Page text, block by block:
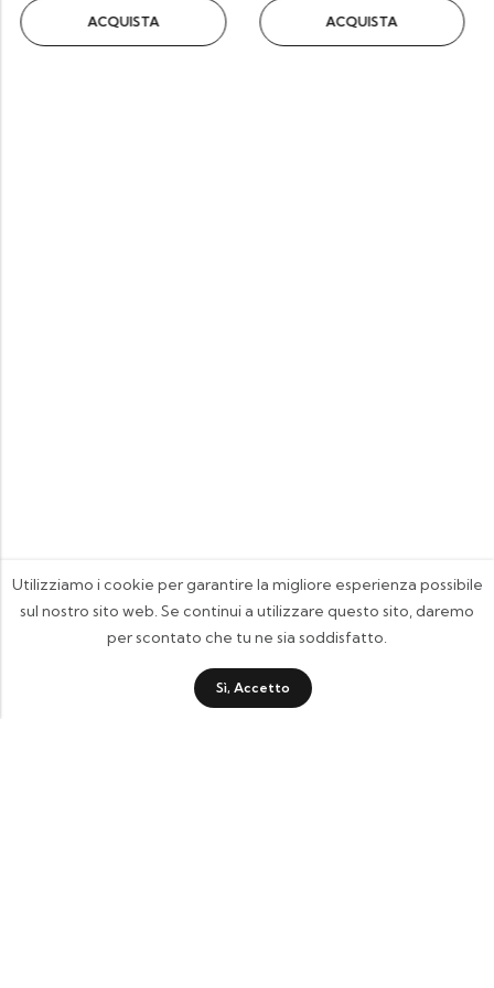
ACQUISTA ACQUISTA
Utilizziamo i cookie per garantire la migliore esperienza possibile
sul nostro sito web. Se continui a utilizzare questo sito, daremo
per scontato che tu ne sia soddisfatto.
Sì, Accetto